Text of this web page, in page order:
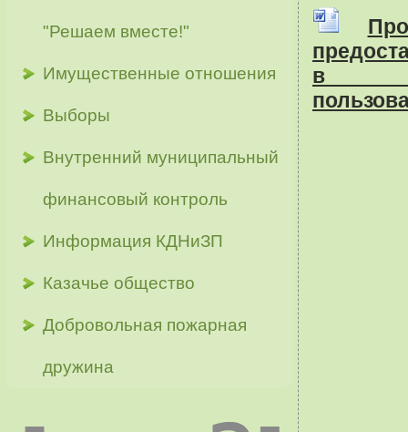
"Решаем вместе!"
Имущественные отношения
Выборы
Внутренний муниципальный
финансовый контроль
Информация КДНиЗП
Казачье общество
Добровольная пожарная
дружина
в